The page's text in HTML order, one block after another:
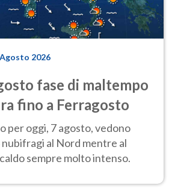
2026
fase di maltempo
fino a Ferragosto
per oggi, 7 agosto, vedono
al Nord mentre al
sempre molto intenso.